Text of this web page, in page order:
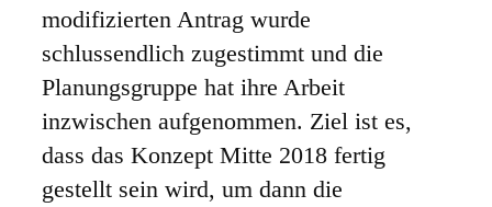
modifizierten Antrag wurde
schlussendlich zugestimmt und die
Planungsgruppe hat ihre Arbeit
inzwischen aufgenommen. Ziel ist es,
dass das Konzept Mitte 2018 fertig
gestellt sein wird, um dann die